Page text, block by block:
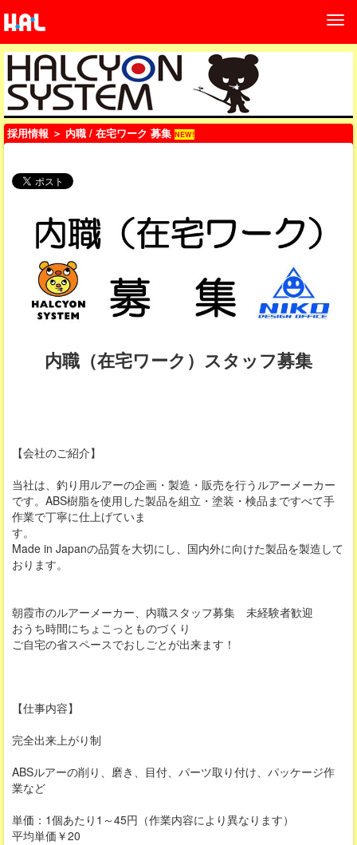
採用情報 ＞ 内職 / 在宅ワーク 募集 NEW!
内職（在宅ワーク）スタッフ募集
【会社のご紹介】
当社は、釣り用ルアーの企画・製造・販売を行うルアーメーカー
です。ABS樹脂を使用した製品を組立・塗装・検品まですべて手
作業で丁寧に仕上げていま
す。
Made in Japanの品質を大切にし、国内外に向けた製品を製造して
おります。
朝霞市のルアーメーカー、内職スタッフ募集 未経験者歓迎
おうち時間にちょこっとものづくり
ご自宅の省スペースでおしごとが出来ます！
【仕事内容】
完全出来上がり制
ABSルアーの削り、磨き、目付、パーツ取り付け、パッケージ作
業など
単価：1個あたり1～45円（作業内容により異なります）
平均単価￥20